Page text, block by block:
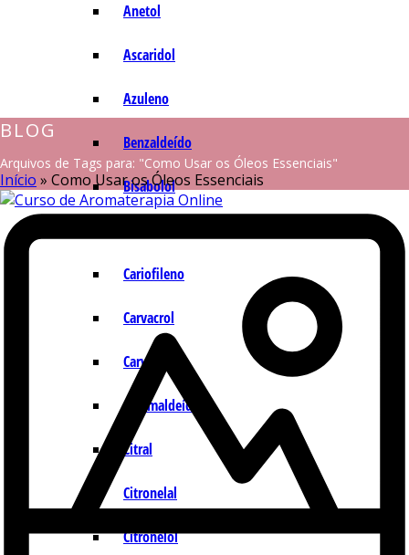
Anetol
Ascaridol
Azuleno
Benzaldeído
Bisabolol
Cariofileno
Carvacrol
Carvona
Cinamaldeído
Citral
Citronelal
Citronelol
BLOG
Arquivos de Tags para: "Como Usar os Óleos Essenciais"
Início » Como Usar os Óleos Essenciais